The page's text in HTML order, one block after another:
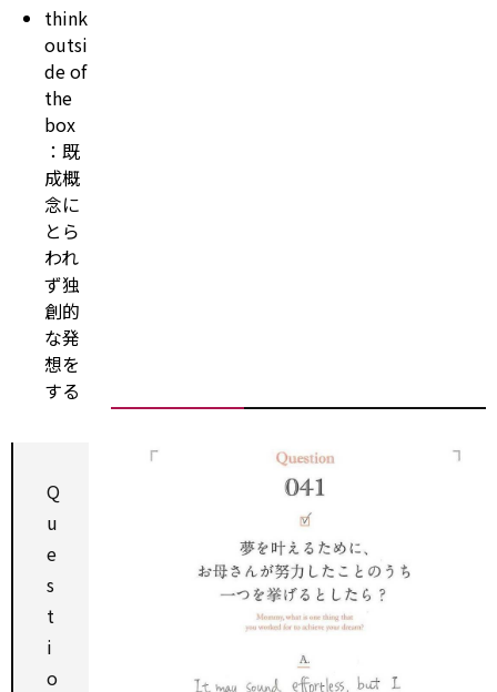
think
outsi
de of
the
box
：既
成概
念に
とら
われ
ず独
創的
な発
想を
する
Q
u
e
s
t
i
o